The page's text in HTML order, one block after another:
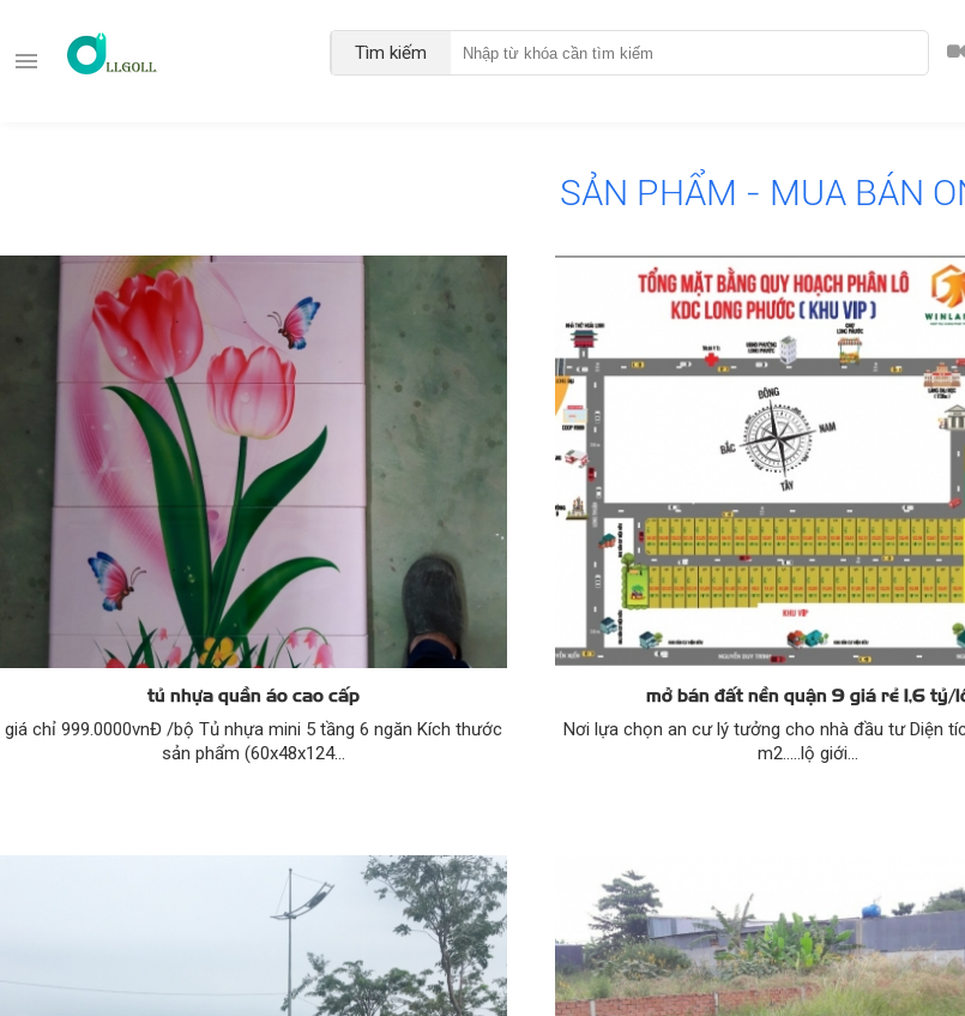
Tìm kiếm
SẢN PHẨM - MUA BÁN
tủ nhựa quần áo cao cấp
giá chỉ 999.0000vnĐ /bộ Tủ nhựa mini 5 tầng 6 ngăn Kích thước
sản phẩm (60x48x124...
mở bán đất nền quận 9 giá rẻ 1,6 tỷ/
Nơi lựa chọn an cư lý tưởng cho nhà đầu tư Diện
m2…..lộ giới...